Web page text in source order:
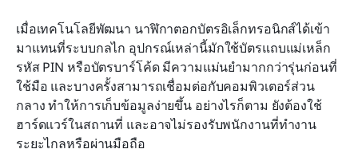
เมื่อเทคโนโลยีพัฒนา นาฬิกาตอกบัตรอิเล็กทรอนิกส์ได้เข้า
มาแทนที่ระบบกลไก อุปกรณ์เหล่านี้มักใช้บัตรแถบแม่เหล็ก
รหัส PIN หรือบัตรบาร์โค้ด มีความแม่นยำมากกว่ารุ่นก่อนที่
ใช้มือ และบางครั้งสามารถเชื่อมต่อกับคอมพิวเตอร์ส่วน
กลาง ทำให้การเก็บข้อมูลง่ายขึ้น อย่างไรก็ตาม ยังต้องใช้
ฮาร์ดแวร์ในสถานที่ และอาจไม่รองรับพนักงานที่ทำงาน
ระยะไกลหรือผ่านมือถือ